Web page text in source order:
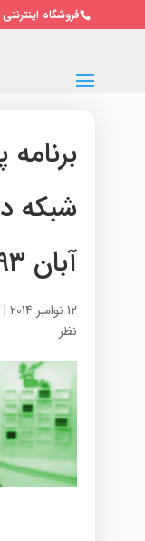
فروشگاه اینترنتی پرواز 09128501125 /
شبکه
آبان ۹۳
12 نوامبر 2014 |
نظر